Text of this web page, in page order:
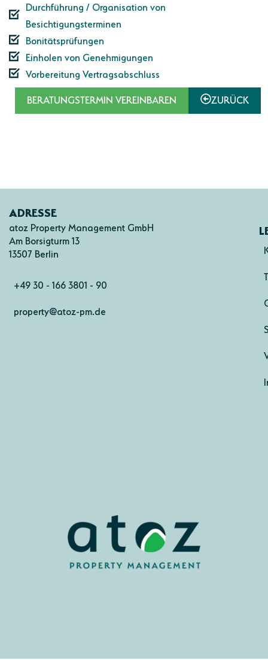
Durchführung / Organisation von
Besichtigungsterminen
Bonitätsprüfungen
Einholen von Genehmigungen
Vorbereitung Vertragsabschluss
BERATUNGSTERMIN VEREINBAREN
ZURÜCK
ADRESSE
atoz Property Management GmbH
Am Borsigturm 13
13507 Berlin
+49 30 - 166 3801 - 90
property@atoz-pm.de